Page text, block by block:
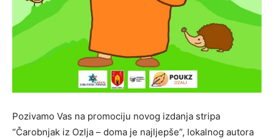
Pozivamo Vas na promociju novog izdanja stripa
“Čarobnjak iz Ozlja – doma je najljepše”, lokalnog autora